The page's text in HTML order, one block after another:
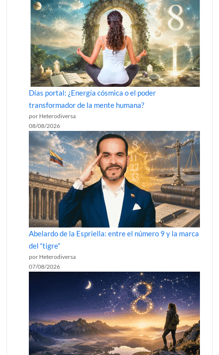
Días portal: ¿Energía cósmica o el poder
transformador de la mente humana?
por Heterodiversa
08/08/2026
Abelardo de la Espriella: entre el número 9 y la marca
del “tigre”
por Heterodiversa
07/08/2026